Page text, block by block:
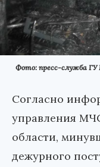
Фото: пресс-служба ГУ
Согласно
управления
области,
дежурного